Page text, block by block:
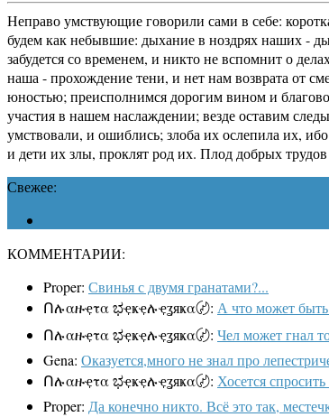
Неправо умствующие говорили сами в себе:
будем как небывшие: дыхание в ноздрях наших -
забудется со временем, и никто не вспомнит о
наша - прохождение тени, и нет нам возврата от
юностью; преисполнимся дорогим вином и
участия в нашем наслаждении; везде оставим
умствовали, и ошиблись; злоба их ослепила их,
и дети их злы, проклят род их. Плод добрых
Свежее:
КОММЕНТАРИИ:
Proper: Свинья с двумя гранатами?...
Ոሉαዙҿτα ಭҿҝҿሉҿʓяҝα〄: А что может быть
Ոሉαዙҿτα ಭҿҝҿሉҿʓяҝα〄: Чел может гнал
Gena: Оказуется,много не знал про
Ոሉαዙҿτα ಭҿҝҿሉҿʓяҝα〄: Хосется
Proper: Да конечно никто. Всё это так,